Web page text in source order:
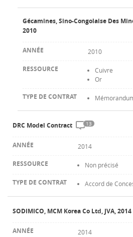
Gécamines, Sino-Congolaise Des
2010
2010
Cuivre
Or
DRC Model Contract 13
2014
Non précisé
Accord de
SODIMICO, MCM Korea Co Ltd, JVA, 2014
2014